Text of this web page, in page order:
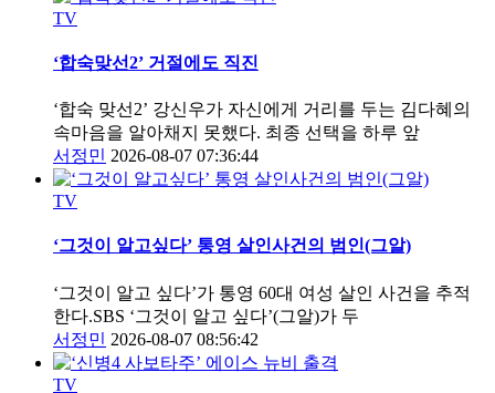
TV
‘합숙맞선2’ 거절에도 직진
‘합숙 맞선2’ 강신우가 자신에게 거리를 두는 김다혜의
속마음을 알아채지 못했다. 최종 선택을 하루 앞
서정민 2026-08-07 07:36:44
TV
‘그것이 알고싶다’ 통영 살인사건의 범인(그알)
‘그것이 알고 싶다’가 통영 60대 여성 살인 사건을 추적
한다.SBS ‘그것이 알고 싶다’(그알)가 두
서정민 2026-08-07 08:56:42
TV